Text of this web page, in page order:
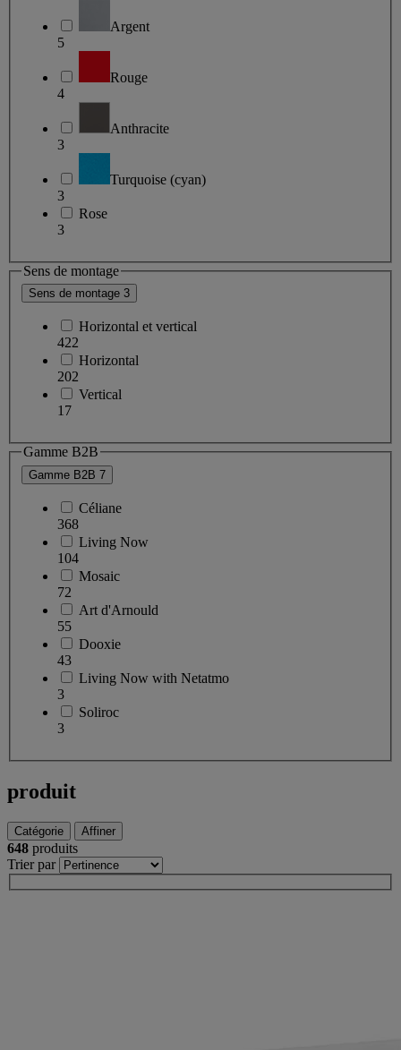
Argent
5
Rouge
4
Anthracite
3
Turquoise (cyan)
3
Rose
3
Sens de montage
Sens de montage 3
Horizontal et vertical
422
Horizontal
202
Vertical
17
Gamme B2B
Gamme B2B 7
Céliane
368
Living Now
104
Mosaic
72
Art d'Arnould
55
Dooxie
43
Living Now with Netatmo
3
Soliroc
3
produit
Catégorie Affiner
648 produits
Trier par